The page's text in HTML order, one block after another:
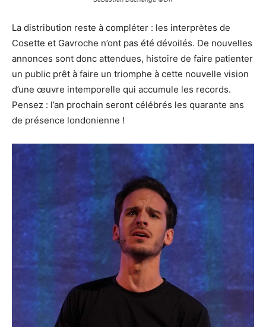
La distribution reste à compléter : les interprètes de
Cosette et Gavroche n’ont pas été dévoilés. De nouvelles
annonces sont donc attendues, histoire de faire patienter
un public prêt à faire un triomphe à cette nouvelle vision
d’une œuvre intemporelle qui accumule les records.
Pensez : l’an prochain seront célébrés les quarante ans
de présence londonienne !